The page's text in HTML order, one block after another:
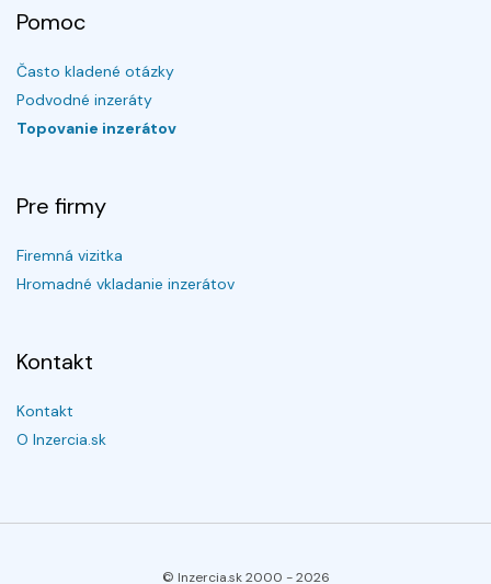
Pomoc
Často kladené otázky
Podvodné inzeráty
Topovanie inzerátov
Pre firmy
Firemná vizitka
Hromadné vkladanie inzerátov
Kontakt
Kontakt
O Inzercia.sk
© Inzercia.sk 2000 -2026